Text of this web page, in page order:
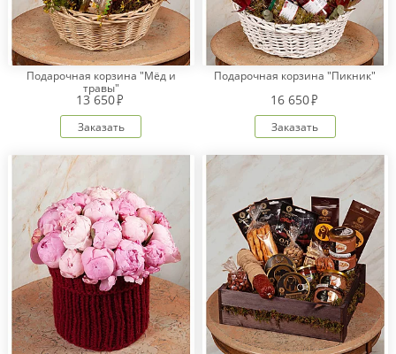
Подарочная корзина "Мёд и
травы"
13 650
Заказать
Подарочная корзина "Пикник"
16 650
Заказать